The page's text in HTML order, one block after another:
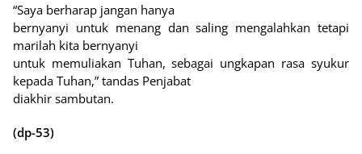
“Saya berharap jangan hanya
bernyanyi untuk menang dan saling mengalahkan tetapi
marilah kita bernyanyi
untuk memuliakan Tuhan, sebagai ungkapan rasa syukur
kepada Tuhan,” tandas Penjabat
diakhir sambutan.
(dp-53)